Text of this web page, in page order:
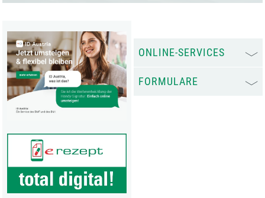
ONLINE-SERVICES
FORMULARE